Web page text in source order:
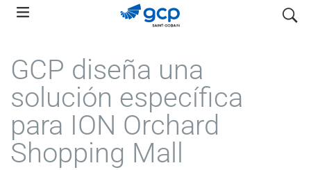
Skip
navigation
search
GCP diseña una
solución específica
para ION Orchard
Shopping Mall